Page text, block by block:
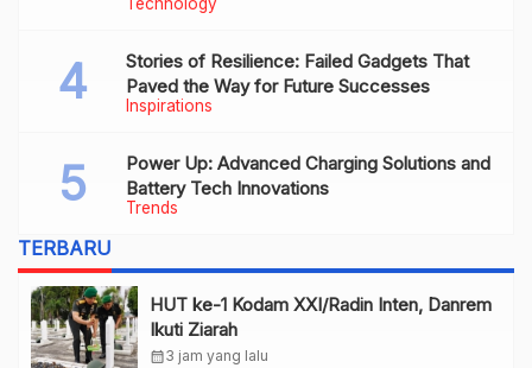
Technology
Inspirations
Stories of Resilience: Failed Gadgets That
Paved the Way for Future Successes
Trends
Power Up: Advanced Charging Solutions and
Battery Tech Innovations
TERBARU
HUT ke-1 Kodam XXI/Radin Inten, Danrem
Ikuti Ziarah
calendar_month3 jam yang lalu